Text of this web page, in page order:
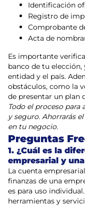
Identificación
Registro de
Comprobante
Acta de
Es importante
banco de tu elección,
entidad y el país.
obstáculos, como la
de presentar un plan
Todo el proceso
y seguro. Ahorrarás
en tu negocio.
Preguntas
1. ¿Cuál es la
empresarial y
La cuenta
finanzas de una
es para uso
herramientas y